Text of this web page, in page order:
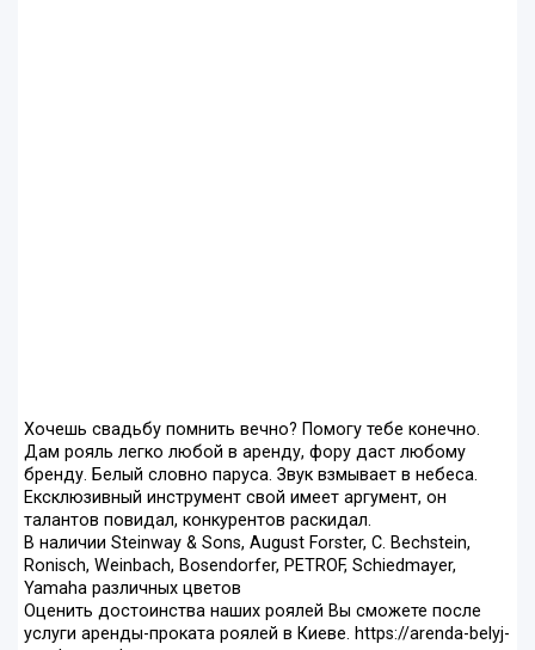
Хочешь свадьбу помнить вечно? Помогу тебе конечно.
Дам рояль легко любой в аренду, фору даст любому
бренду. Белый словно паруса. Звук взмывает в небеса.
Ексклюзивный инструмент свой имеет аргумент, он
талантов повидал, конкурентов раскидал.
В наличии Steinway & Sons, August Forster, C. Bechstein,
Ronisch, Weinbach, Bosendorfer, PETROF, Schiedmayer,
Yamaha различных цветов
Оценить достоинства наших роялей Вы сможете после
услуги аренды-проката роялей в Киеве. https://arenda-belyj-